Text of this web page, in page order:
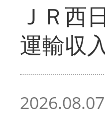
ＪＲ
運輸収
2026.08.07